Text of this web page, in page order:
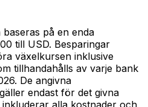
på en enda
till USD. Besparingar
växelkursen inklusive
tillhandahålls av varje bank
De angivna
endast för det givna
alla kostnader och